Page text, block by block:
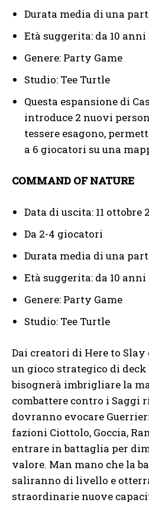
Durata media di una
Età suggerita: da 10
Genere: Party Game
Studio: Tee Turtle
Questa espansione di
introduce 2 nuovi
tessere esagono,
a 6 giocatori su una
COMMAND OF NATURE
Data di uscita: 11 ottobre
Da 2-4 giocatori
Durata media di una
Età suggerita: da 10
Genere: Party Game
Studio: Tee Turtle
Dai creatori di Here to Slay
un gioco strategico di
bisognerà imbrigliare la
combattere contro i Saggi
dovranno evocare
fazioni Ciottolo, Goccia,
entrare in battaglia per
valore. Man mano che la
saliranno di livello e
straordinarie nuove